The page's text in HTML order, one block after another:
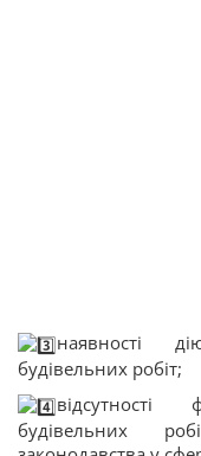
наявності
будівельних робіт;
будівельних